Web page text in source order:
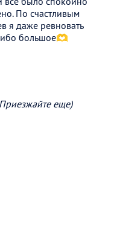
По счастливым
я даже ревновать
большое🫶
еще)